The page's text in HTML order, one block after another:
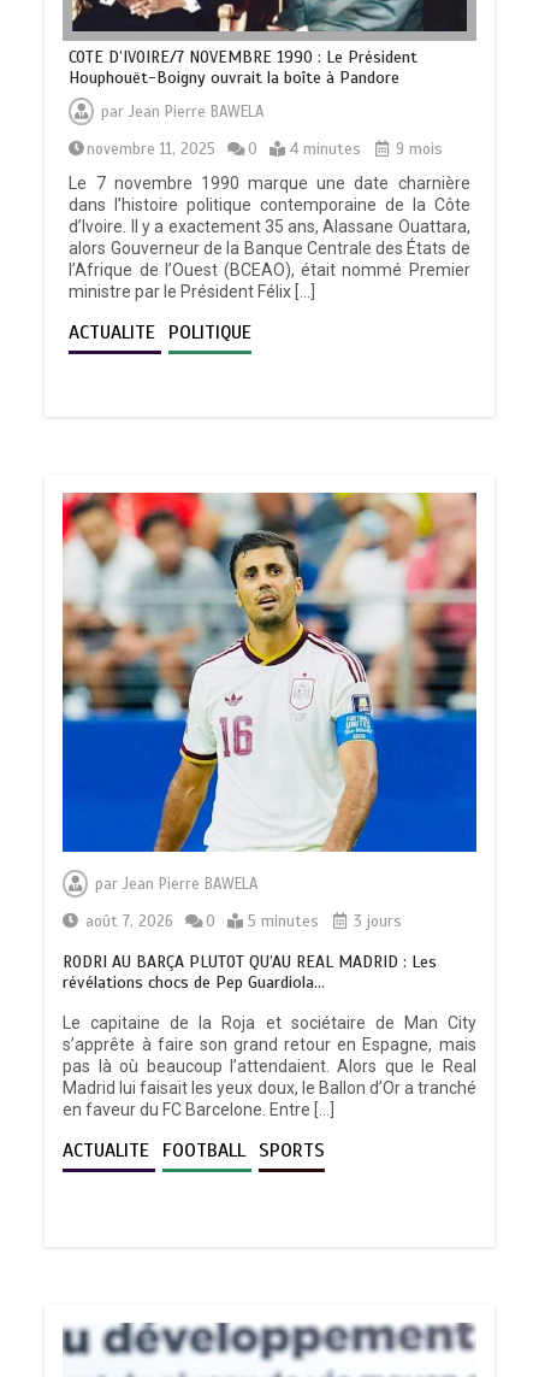
COTE D’IVOIRE/7 NOVEMBRE 1990 : Le Président
Houphouët-Boigny ouvrait la boîte à Pandore
parJean Pierre BAWELA
novembre 11, 2025
0 4 minutes
9 mois
Le 7 novembre 1990 marque une date charnière
dans l’histoire politique contemporaine de la Côte
d’Ivoire. Il y a exactement 35 ans, Alassane Ouattara,
alors Gouverneur de la Banque Centrale des États de
l’Afrique de l’Ouest (BCEAO), était nommé Premier
ministre par le Président Félix […]
ACTUALITE POLITIQUE
parJean Pierre BAWELA
août 7, 2026
0 5 minutes 3 jours
RODRI AU BARÇA PLUTOT QU’AU REAL MADRID : Les
révélations chocs de Pep Guardiola…
Le capitaine de la Roja et sociétaire de Man City
s’apprête à faire son grand retour en Espagne, mais
pas là où beaucoup l’attendaient. Alors que le Real
Madrid lui faisait les yeux doux, le Ballon d’Or a tranché
en faveur du FC Barcelone. Entre […]
ACTUALITE FOOTBALL SPORTS